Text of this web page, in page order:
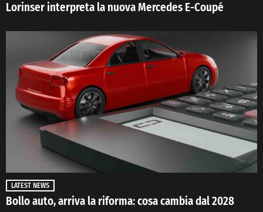
Lorinser interpreta la nuova Mercedes E-Coupé
LATEST NEWS
Bollo auto, arriva la riforma: cosa cambia dal 2028